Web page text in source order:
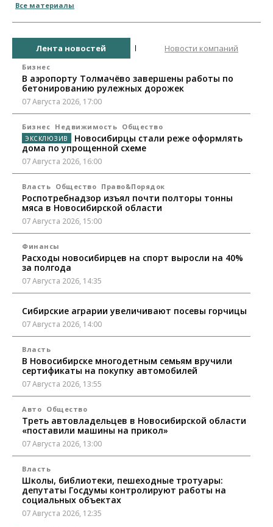
Все материалы
Лента новостей Новости компаний
Бизнес
В аэропорту Толмачёво завершены работы по
бетонированию рулежных дорожек
07 Августа 2026, 17:00
Бизнес Недвижимость Общество
Новосибирцы стали реже оформлять
дома по упрощенной схеме
07 Августа 2026, 16:00
Власть Общество Право&Порядок
Роспотребнадзор изъял почти полторы тонны
мяса в Новосибирской области
07 Августа 2026, 15:00
Финансы
Расходы новосибирцев на спорт выросли на 40%
за полгода
07 Августа 2026, 14:35
Сибирские аграрии увеличивают посевы горчицы
07 Августа 2026, 14:00
Власть
В Новосибирске многодетным семьям вручили
сертификаты на покупку автомобилей
07 Августа 2026, 13:55
Авто Общество
Треть автовладельцев в Новосибирской области
«поставили машины на прикол»
07 Августа 2026, 13:00
Власть
Школы, библиотеки, пешеходные тротуары:
депутаты Госдумы контролируют работы на
социальных объектах
07 Августа 2026, 12:35